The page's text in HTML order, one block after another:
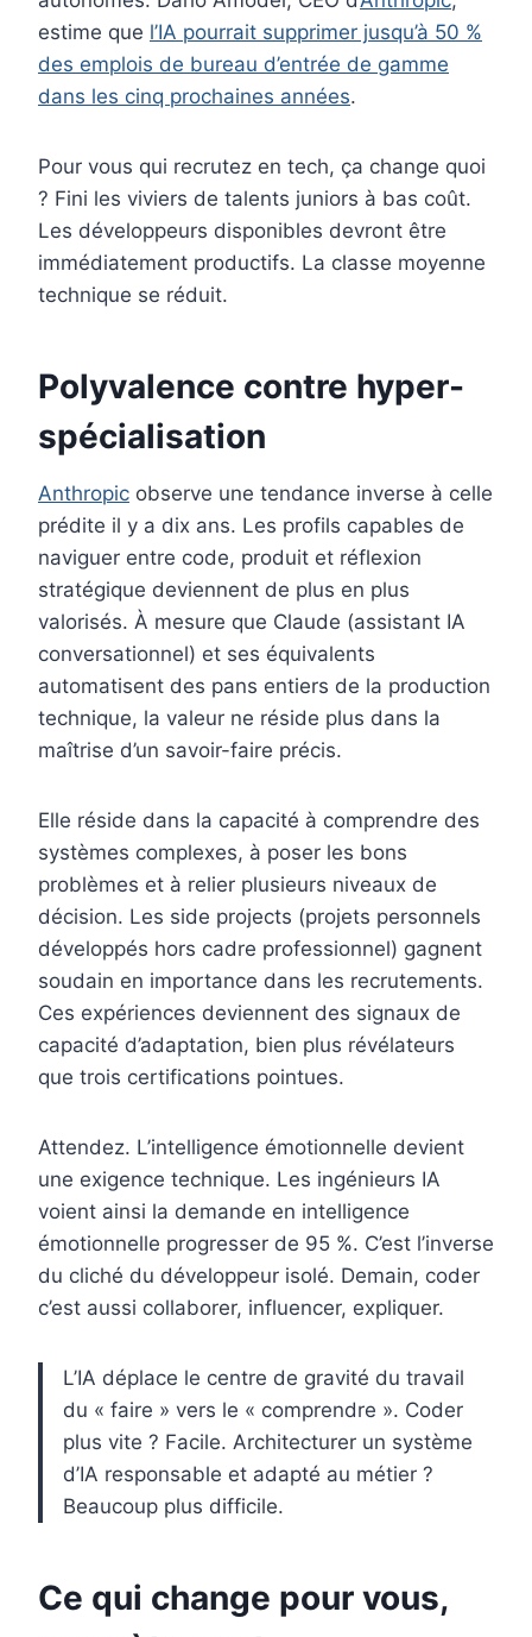
estime que l’IA pourrait supprimer jusqu’à 50 %
des emplois de bureau d’entrée de gamme
dans les cinq prochaines années.
Pour vous qui recrutez en tech, ça change quoi
? Fini les viviers de talents juniors à bas coût.
Les développeurs disponibles devront être
immédiatement productifs. La classe moyenne
technique se réduit.
Polyvalence contre hyper-
spécialisation
Anthropic observe une tendance inverse à celle
prédite il y a dix ans. Les profils capables de
naviguer entre code, produit et réflexion
stratégique deviennent de plus en plus
valorisés. À mesure que Claude (assistant IA
conversationnel) et ses équivalents
automatisent des pans entiers de la production
technique, la valeur ne réside plus dans la
maîtrise d’un savoir-faire précis.
Elle réside dans la capacité à comprendre des
systèmes complexes, à poser les bons
problèmes et à relier plusieurs niveaux de
décision. Les side projects (projets personnels
développés hors cadre professionnel) gagnent
soudain en importance dans les recrutements.
Ces expériences deviennent des signaux de
capacité d’adaptation, bien plus révélateurs
que trois certifications pointues.
Attendez. L’intelligence émotionnelle devient
une exigence technique. Les ingénieurs IA
voient ainsi la demande en intelligence
émotionnelle progresser de 95 %. C’est l’inverse
du cliché du développeur isolé. Demain, coder
c’est aussi collaborer, influencer, expliquer.
L’IA déplace le centre de gravité du travail
du « faire » vers le « comprendre ». Coder
plus vite ? Facile. Architecturer un système
d’IA responsable et adapté au métier ?
Beaucoup plus difficile.
Ce qui change pour vous,